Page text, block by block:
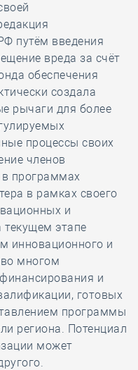
путём введения
вреда за счёт
обеспечения
создала
рычаги для более
процессы своих
членов
программах
в рамках своего
и
текущем этапе
инновационного и
во многом
и
готовых
программы
региона. Потенциал
может